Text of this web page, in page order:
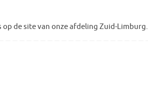
op de site van onze afdeling Zuid-Limburg.